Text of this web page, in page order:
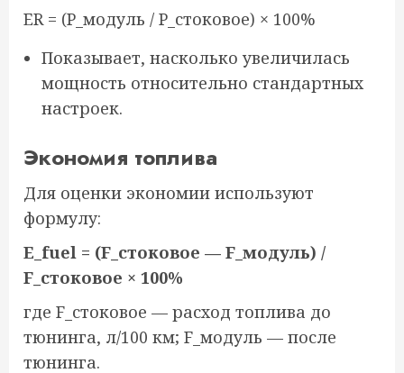
ER = (P_модуль / P_стоковое) × 100%
Показывает, насколько увеличилась
мощность относительно стандартных
настроек.
Экономия топлива
Для оценки экономии используют
формулу:
E_fuel = (F_стоковое — F_модуль) /
F_стоковое × 100%
где F_стоковое — расход топлива до
тюнинга, л/100 км; F_модуль — после
тюнинга.